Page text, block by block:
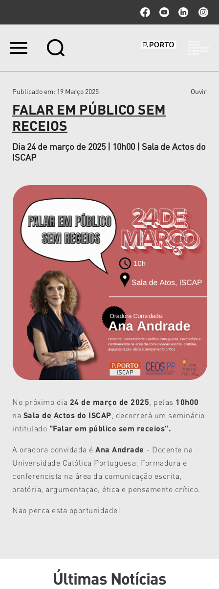
Ir
Ir
navegação
Publicado em: 19 Março 2025 Ouvir
FALAR EM PÚBLICO SEM
RECEIOS
Dia 24 de março de 2025 | 10h00 | Sala de Actos do
ISCAP
No próximo dia 24 de março de 2025 , pelas 10h00
na Sala de Actos do ISCAP , decorrerá um seminário
intitulado "Falar em público sem receios".
A oradora convidada éAna Andrade - Docente na
Universidade Católica Portuguesa; Formadora e
conferencista na área da comunicação escrita,
oratória, argumentação, ética e pensamento crítico.
Não perca esta oportunidade!
Últimas Notícias